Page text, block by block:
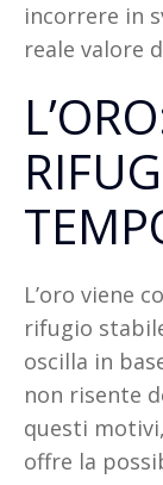
incorrere in
reale valore
L’oro viene
rifugio
oscilla in
non risente
questi motivi,
offre la